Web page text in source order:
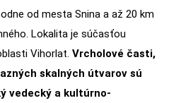
od mesta Snina a až 20 km
Lokalita je súčasťou
Vihorlat. Vrcholové časti,
skalných útvarov sú
vedecký a kultúrno-